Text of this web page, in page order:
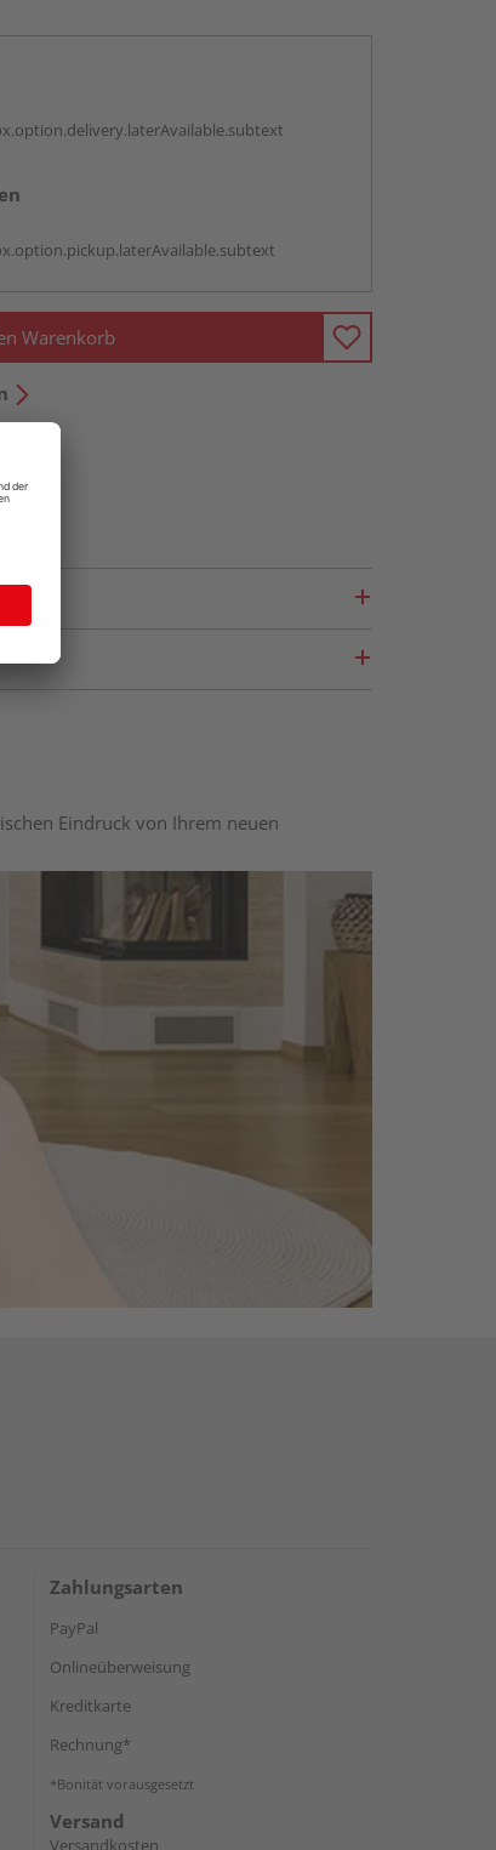
Warenkorb
Eindruck von Ihrem neuen
Zahlungsarten
PayPal
Onlineüberweisung
Kreditkarte
Rechnung*
*Bonität vorausgesetzt
Versand
Versandkosten